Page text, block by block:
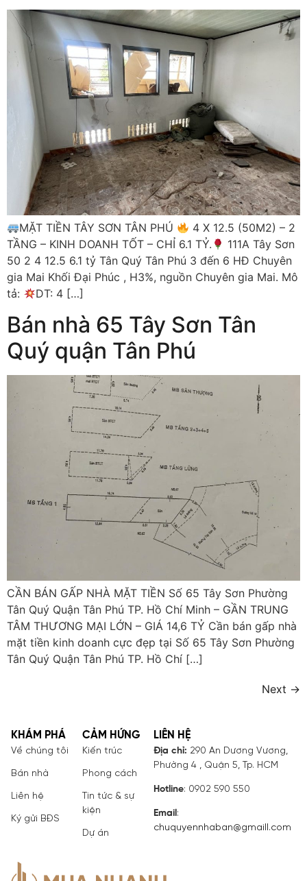
MẶT TIỀN TÂY SƠN TÂN PHÚ
4 X 12.5 (50M2) – 2
TẦNG – KINH DOANH TỐT – CHỈ 6.1 TỶ.
111A Tây Sơn
50 2 4 12.5 6.1 tỷ Tân Quý Tân Phú 3 đến 6 HĐ Chuyên
gia Mai Khối Đại Phúc , H3%, nguồn Chuyên gia Mai. Mô
tả:
DT: 4 […]
Bán nhà 65 Tây Sơn Tân
Quý quận Tân Phú
CẦN BÁN GẤP NHÀ MẶT TIỀN Số 65 Tây Sơn Phường
Tân Quý Quận Tân Phú TP. Hồ Chí Minh – GẦN TRUNG
TÂM THƯƠNG MẠI LỚN – GIÁ 14,6 TỶ Cần bán gấp nhà
mặt tiền kinh doanh cực đẹp tại Số 65 Tây Sơn Phường
Tân Quý Quận Tân Phú TP. Hồ Chí […]
Next →
KHÁM PHÁ
Về chúng tôi
Bán nhà
Liên hệ
Ký gửi BĐS
CẢM HỨNG
Kiến trúc
Phong cách
Tin tức & sự
kiện
Dự án
LIÊN HỆ
Địa chỉ: 290 An Dương Vương,
Phường 4 , Quận 5, Tp. HCM
Hotline: 0902 590 550
Email:
chuquyennhaban@gmaill.com